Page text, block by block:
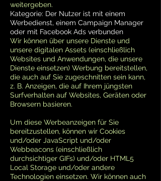
weitergeben.
Kategorie: Der Nutzer ist mit einem
Werbedienst, einem Campaign Manager
oder mit Facebook Ads verbunden
Wir können über unsere Dienste und
unsere digitalen Assets (einschließlich
Websites und Anwendungen, die unsere
Dienste einsetzen) Werbung bereitstellen,
die auch auf Sie zugeschnitten sein kann,
z. B. Anzeigen, die auf Ihrem jüngsten
Surfverhalten auf Websites, Geräten oder
Browsern basieren.
Um diese Werbeanzeigen für Sie
bereitzustellen, können wir Cookies
und/oder JavaScript und/oder
Webbeacons (einschließlich
durchsichtiger GIFs) und/oder HTML5
Local Storage und/oder andere
Technologien einsetzen. Wir können auch